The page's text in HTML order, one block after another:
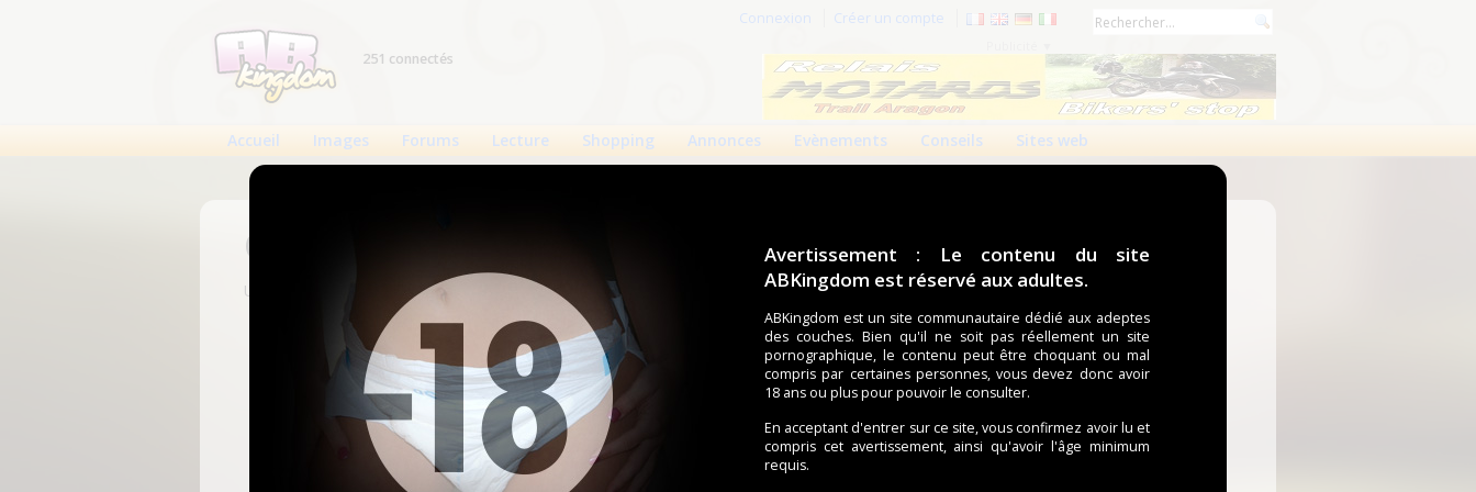
Avertissement : Le contenu du site
ABKingdom est réservé aux adultes.
ABKingdom est un site communautaire dédié aux adeptes
des couches. Bien qu'il ne soit pas réellement un site
pornographique, le contenu peut être choquant ou mal
compris par certaines personnes, vous devez donc avoir
18 ans ou plus pour pouvoir le consulter.
En acceptant d'entrer sur ce site, vous confirmez avoir lu et
compris cet avertissement, ainsi qu'avoir l'âge minimum
requis.
Connexion Créer un compte
251 connectés
Accueil Images Forums Lecture Shopping Annonces Evènements Conseils Sites web
Connexion
Un compte est nécessaire pour voir cette page.
Nom d'utilisateur
Mot de passe